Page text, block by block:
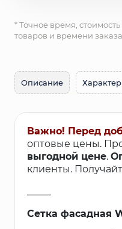
* Точное время,
товаров и времени заказа.
Описание
Важно! Перед
оптовые цены.
выгодной цене.
клиенты.
Сетка фасадная